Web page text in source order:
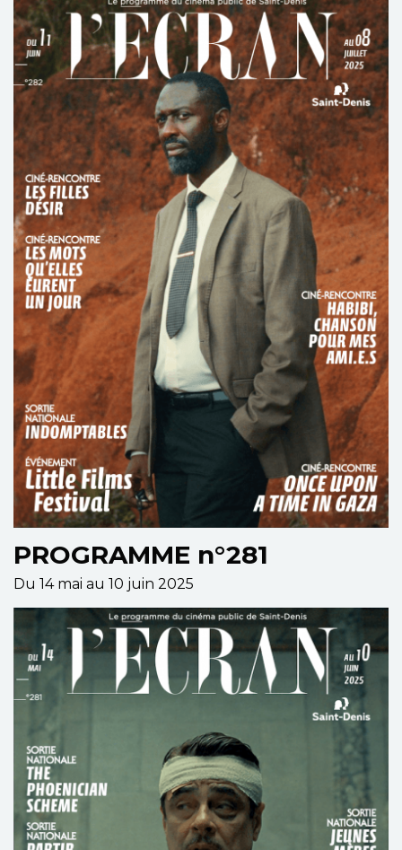
PROGRAMME n°281
Du 14 mai au 10 juin 2025